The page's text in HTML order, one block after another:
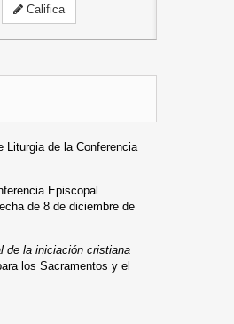
Califica
Liturgia de la Conferencia
Episcopal
de 8 de diciembre de
de la iniciación cristiana
los Sacramentos y el